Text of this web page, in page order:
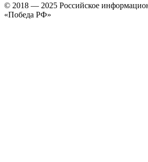
© 2018 — 2025 Российское
«Победа РФ»